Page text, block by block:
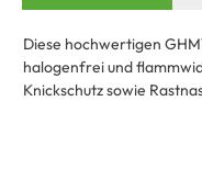
Diese hochwertigen
halogenfrei und
Knickschutz sowie